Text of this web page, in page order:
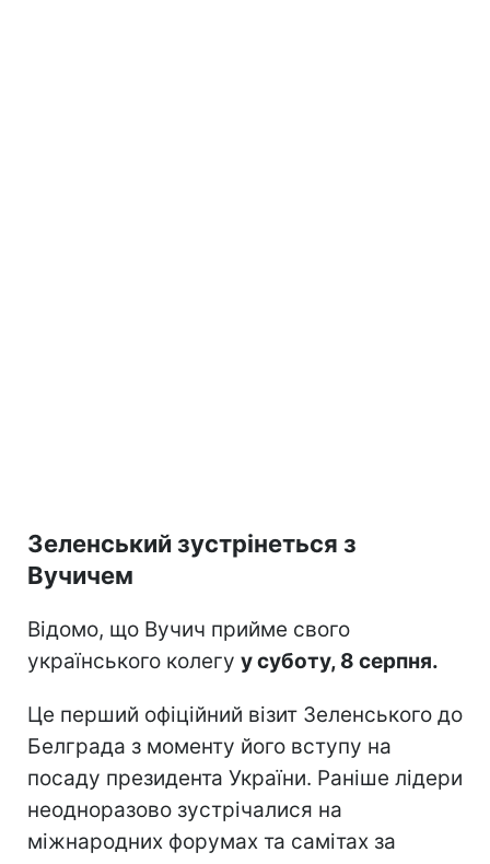
Зеленський зустрінеться з
Вучичем
Відомо, що Вучич прийме свого
українського колегу у суботу, 8 серпня.
Це перший офіційний візит Зеленського до
Белграда з моменту його вступу на
посаду президента України. Раніше лідери
неодноразово зустрічалися на
міжнародних форумах та самітах за